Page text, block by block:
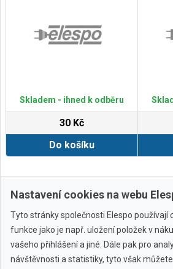
Skladem - ihned k odběru
30 Kč
Do košíku
Zobrazit další
Nastavení cookies na webu
Tyto stránky společnosti Elespo používají
funkce jako je např. uložení položek v
vašeho přihlášení a jiné. Dále pak pro
návštěvnosti a statistiky, tyto však